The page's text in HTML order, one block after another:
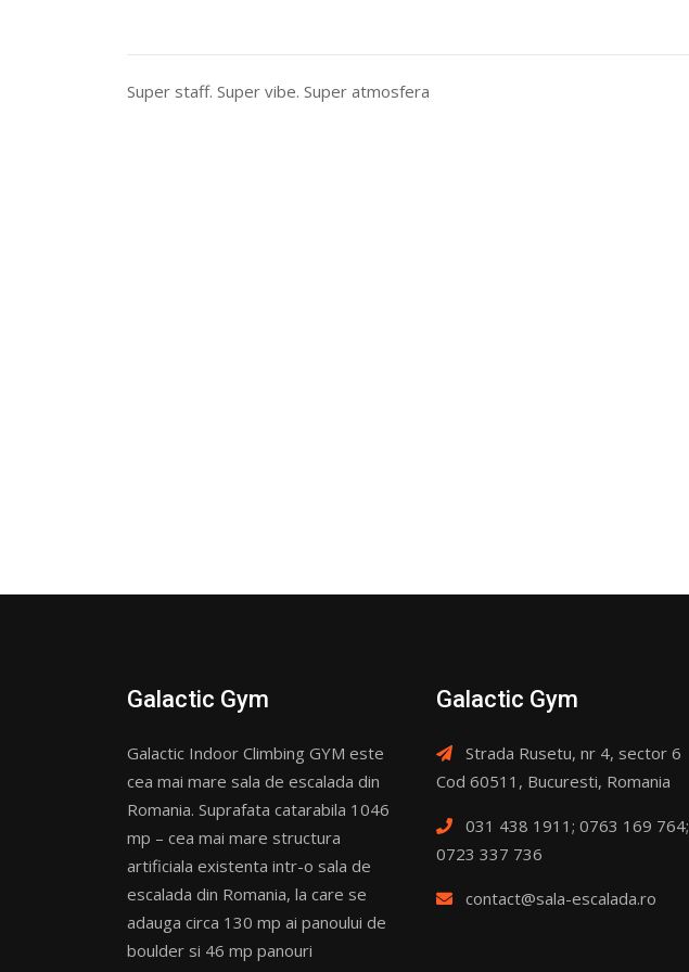
Super staff. Super vibe. Super atmosfera
Galactic Gym
Galactic Indoor Climbing GYM este
cea mai mare sala de escalada din
Romania. Suprafata catarabila 1046
mp – cea mai mare structura
artificiala existenta intr-o sala de
escalada din Romania, la care se
adauga circa 130 mp ai panoului de
boulder si 46 mp panouri
Galactic Gym
Strada Rusetu, nr 4, sector 6
Cod 60511, Bucuresti, Romania
031 438 1911; 0763 169 764;
0723 337 736
contact@sala-escalada.ro